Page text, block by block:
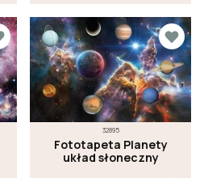
32895
Fototapeta Planety
układ słoneczny